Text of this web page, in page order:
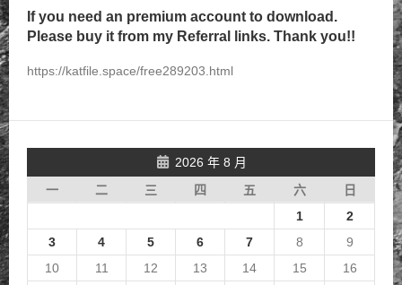
If you need an premium account to download.
Please buy it from my Referral links. Thank you!!
https://katfile.space/free289203.html
2026 年 8 月
一
二 三 四 五 六
日
1
2
3
4 5 6 7 8
9
10
11 12 13 14 15
16